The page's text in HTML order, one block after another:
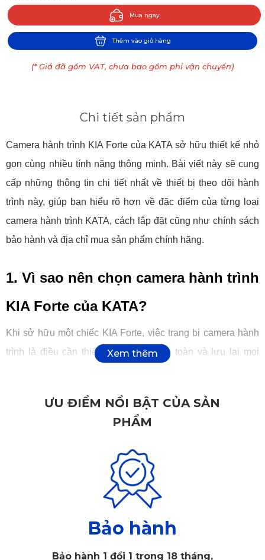
Mua ngay
Thêm vào giỏ hàng
(* Giá đã gồm VAT, chưa bao gồm phí vận chuyển)
Chi tiết sản phẩm
Camera hành trình KIA Forte của KATA sở hữu thiết kế nhỏ
gọn cùng nhiều tính năng thông minh. Bài viết này sẽ cung
cấp những thông tin chi tiết nhất về thiết bị theo dõi hành
trình này, giúp bạn hiểu rõ hơn về đặc điểm của từng loại
camera hành trình KATA, cách lắp đặt cũng như chính sách
bảo hành và địa chỉ mua sản phẩm chính hãng.
1. Vì sao nên chọn camera hành trình
KIA Forte của KATA?
Khi sở hữu một chiếc KIA Forte, việc trang bị camera hành
trình là điều cần thiết để đảm bảo an toàn và lưu lại mọi
ƯU ĐIỂM NỔI BẬT CỦA SẢN
PHẨM
Bảo hành
Bảo hành 1 đổi 1 trong 18 tháng,